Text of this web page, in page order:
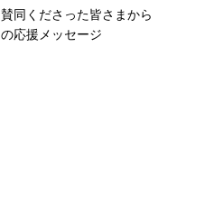
賛同くださった皆さまから
の応援メッセージ